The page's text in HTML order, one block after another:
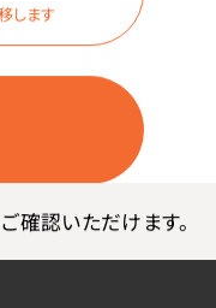
します
確認いただけます。
す。
す。
ターシリーズ」は国
も評価を得られる商
す。